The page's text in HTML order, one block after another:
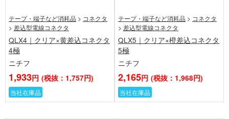
テープ・端子など消耗品 > コネクタ
> 差込型電線コネクタ
QLX4｜クリア×黄差込コネクタ
4極
ニチフ
1,933円 (税抜：1,757円)
当社在庫品
テープ・端子など消耗品 > コネクタ
> 差込型電線コネクタ
QLX5｜クリア×橙差込コネクタ
5極
ニチフ
2,165円 (税抜：1,968円)
当社在庫品